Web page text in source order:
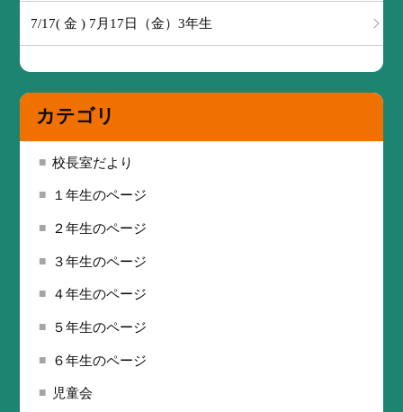
7/17( 金 ) 7月17日（金）3年生
カテゴリ
校長室だより
１年生のページ
２年生のページ
３年生のページ
４年生のページ
５年生のページ
６年生のページ
児童会